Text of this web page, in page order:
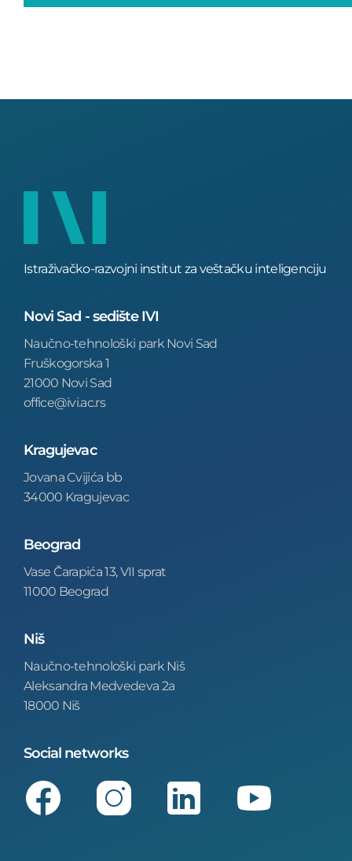
Istraživačko-razvojni institut za veštačku inteligenciju
Novi Sad - sedište IVI
Naučno-tehnološki park Novi Sad
Fruškogorska 1
21000 Novi Sad
office@ivi.ac.rs
Kragujevac
Jovana Cvijića bb
34000 Kragujevac
Beograd
Vase Čarapića 13, VII sprat
11000 Beograd
Niš
Naučno-tehnološki park Niš
Aleksandra Medvedeva 2a
18000 Niš
Social networks
Facebook Instagram LinkedIn